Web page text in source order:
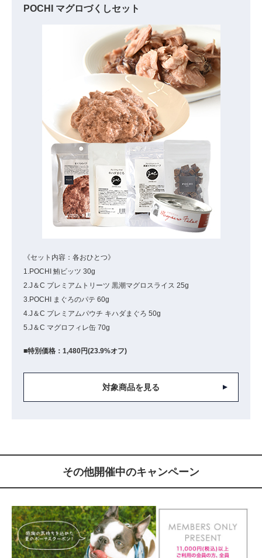
POCHI マグロづくしセット
《セット内容：各おひとつ》
1.POCHI 鮪ビッツ 30g
2.J＆C プレミアムトリーツ 黒潮マグロスライス 25g
3.POCHI まぐろのパテ 60g
4.J＆C プレミアムパウチ キハダまぐろ 50g
5.J＆C マグロフィレ缶 70g
■特別価格：1,480円(23.9%オフ)
対象商品を見る
その他開催中のキャンペーン